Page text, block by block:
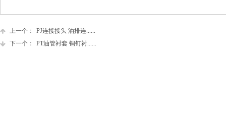
上一个：
PJ连接接头 油排连......
下一个：
PT油管衬套 铜钉衬......